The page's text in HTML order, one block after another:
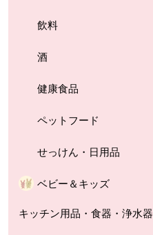
飲料
酒
健康食品
ペットフード
せっけん・日用品
ベビー＆キッズ
キッチン用品・食器・浄水器